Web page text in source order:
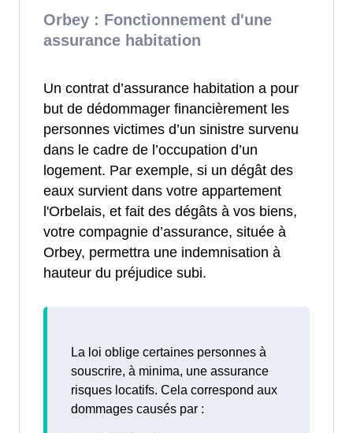
Orbey : Fonctionnement d'une
assurance habitation
Un contrat d’assurance habitation a pour
but de dédommager financièrement les
personnes victimes d’un sinistre survenu
dans le cadre de l’occupation d’un
logement. Par exemple, si un dégât des
eaux survient dans votre appartement
l'Orbelais, et fait des dégâts à vos biens,
votre compagnie d’assurance, située à
Orbey, permettra une indemnisation à
hauteur du préjudice subi.
La loi oblige certaines personnes à
souscrire, à minima, une assurance
risques locatifs. Cela correspond aux
dommages causés par :